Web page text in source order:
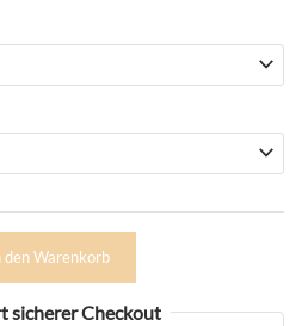
den Warenkorb
sicherer Checkout